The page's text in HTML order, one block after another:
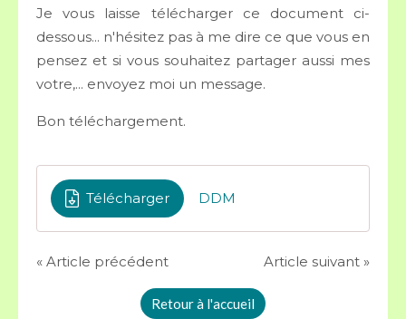
Je vous laisse télécharger ce document ci-
dessous... n'hésitez pas à me dire ce que vous en
pensez et si vous souhaitez partager aussi mes
votre,... envoyez moi un message.
Bon téléchargement.
Télécharger DDM
« Article précédent Article suivant »
Retour à l'accueil